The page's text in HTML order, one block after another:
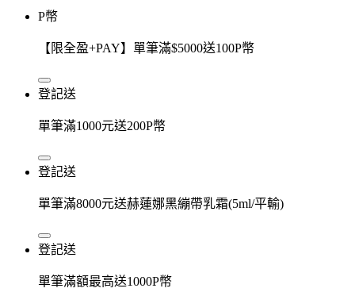
P幣
【限全盈+PAY】單筆滿$5000送100P幣
登記送
單筆滿1000元送200P幣
登記送
單筆滿8000元送赫蓮娜黑繃帶乳霜(5ml/平輸)
登記送
單筆滿額最高送1000P幣